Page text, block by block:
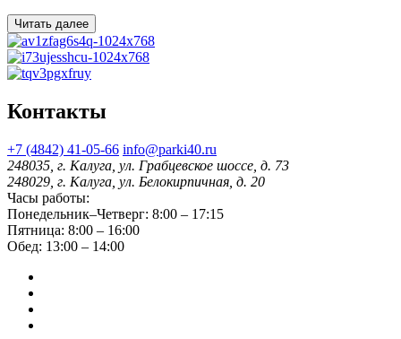
Читать далее
Контакты
+7 (4842) 41-05-66 info@parki40.ru
248035, г. Калуга, ул. Грабцевское шоссе, д. 73
248029, г. Калуга, ул. Белокирпичная, д. 20
Часы работы:
Понедельник–Четверг: 8:00 – 17:15
Пятница: 8:00 – 16:00
Обед: 13:00 – 14:00